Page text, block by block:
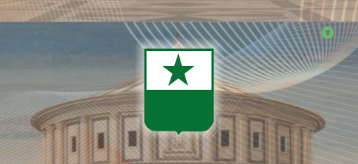
Skip